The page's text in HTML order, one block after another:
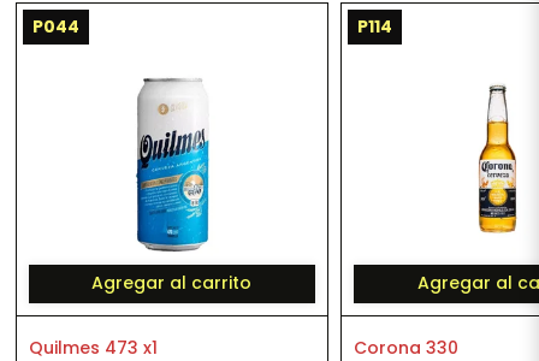
P044
Agregar al carrito
Quilmes 473 x1
P114
Agregar al
Corona 330